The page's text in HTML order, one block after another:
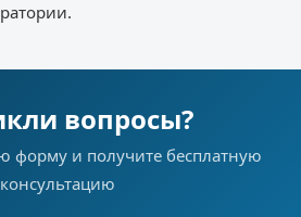
вопросы?
форму и получите бесплатную
консультацию